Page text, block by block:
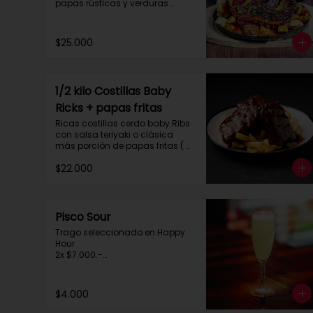
papas rústicas y verduras
aprox.
$25.000
1/2 kilo Costillas Baby
Ricks + papas fritas
Ricas costillas cerdo baby Ribs
con salsa teriyaki o clásica
más porción de papas fritas (
$22.000
Pisco Sour
Trago seleccionado en Happy
Hour
2x $7.000.-
$4.000